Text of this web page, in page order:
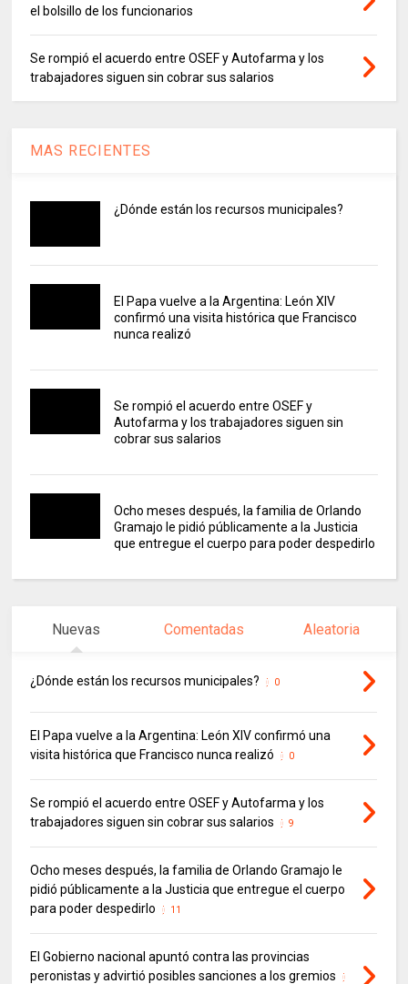
el bolsillo de los funcionarios
Se rompió el acuerdo entre OSEF y Autofarma y los
trabajadores siguen sin cobrar sus salarios
MAS RECIENTES
¿Dónde están los recursos municipales?
El Papa vuelve a la Argentina: León XIV
confirmó una visita histórica que Francisco
nunca realizó
Se rompió el acuerdo entre OSEF y
Autofarma y los trabajadores siguen sin
cobrar sus salarios
Ocho meses después, la familia de Orlando
Gramajo le pidió públicamente a la Justicia
que entregue el cuerpo para poder despedirlo
Nuevas Comentadas Aleatoria
¿Dónde están los recursos municipales? 0
El Papa vuelve a la Argentina: León XIV confirmó una
visita histórica que Francisco nunca realizó
0
Se rompió el acuerdo entre OSEF y Autofarma y los
trabajadores siguen sin cobrar sus salarios
9
Ocho meses después, la familia de Orlando Gramajo le
pidió públicamente a la Justicia que entregue el cuerpo
para poder despedirlo
11
El Gobierno nacional apuntó contra las provincias
peronistas y advirtió posibles sanciones a los gremios